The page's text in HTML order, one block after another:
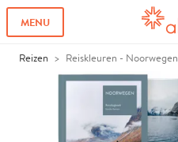
MENU
Reizen Reiskleuren - Noorwegen